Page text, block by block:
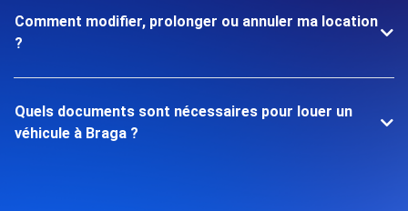
Comment modifier, prolonger ou annuler ma location
?
Quels documents sont nécessaires pour louer un
véhicule à Braga ?